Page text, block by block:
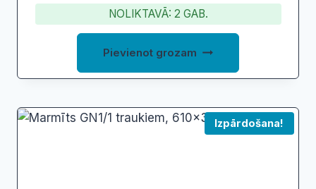
NOLIKTAVĀ: 2 GAB.
Pievienot grozam
Izpārdošana!